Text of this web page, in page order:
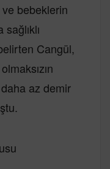
ve bebeklerin
Cangül,
az demir